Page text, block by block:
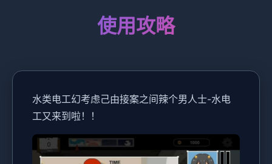
使用攻略
水类电工幻考虑己由接案之间辣个男人士-水电
工又来到啦！！